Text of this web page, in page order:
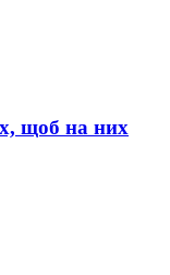
щоб на них